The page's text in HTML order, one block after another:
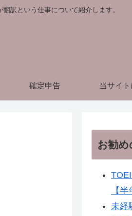
訳という仕事について紹介します。
確定申告 当サイ
お勧め
【
未経